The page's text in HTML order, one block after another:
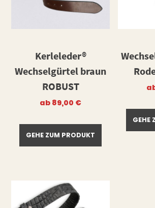
Kerleleder®
Wechselgürtel braun
ROBUST
ab 89,00 €
GEHE ZUM PRODUKT
GEHE